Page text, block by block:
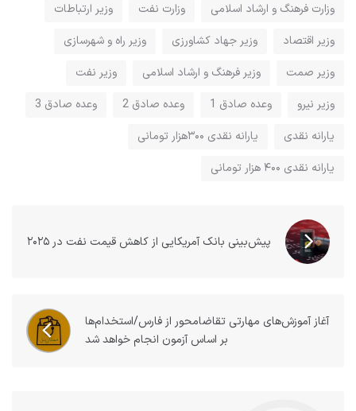
وزارت فرهنگ و ارشاد اسلامی
وزارت نفت
وزیر ارتباطات
وزیر اقتصاد
وزیر جهاد کشاورزی
وزیر راه و شهرسازی
وزیر صمت
وزیر فرهنگ و ارشاد اسلامی
وزیر نفت
وزیر نیرو
وعده صادق 1 وعده صادق 2
وعده صادق 3
یارانه نقدی
یارانه نقدی ۳۰۰هزار تومانی
یارانه نقدی ۴۰۰ هزار تومانی
پیش‌بینی بانک آمریکایی از کاهش قیمت نفت در ۲۰۲۵
آغاز آموزش‌های مهارتی تقاضامحور از فارس/استخدام‌ها
بر اساس آزمون انجام خواهد شد